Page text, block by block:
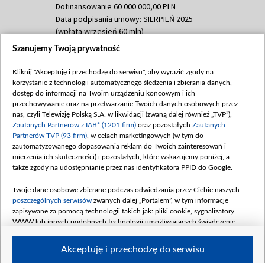
Dofinansowanie 60 000 000,00 PLN
Data podpisania umowy: SIERPIEŃ 2025
(wpłata wrzesień 60 mln)
Dofinansowanie 635 783 051,21 PLN
(wpłata wrzesień 100 mln, październik 350
mln, listopad 265 mln)
Dofinansowanie 48 862 000,00 PLN
Data podpisania umowy: GRUDZIEŃ 2025
(wpłata grudzień 60,548 mln)
Dofinansowanie 900 000 000,00 PLN
Data podpisania umowy: LUTY 2026 (wpłata
kwiecień 180 mln, 7 maja 180 mln, 8
czerwca 90 mln)
Dofinansowanie 250 000 000,00 PLN
4 sierpnia 250 mln
Szanujemy Twoją prywatność
Kliknij "Akceptuję i przechodzę do serwisu", aby wyrazić zgody na
korzystanie z technologii automatycznego śledzenia i zbierania danych,
dostęp do informacji na Twoim urządzeniu końcowym i ich
przechowywanie oraz na przetwarzanie Twoich danych osobowych przez
nas, czyli Telewizję Polską S.A. w likwidacji (zwaną dalej również „TVP”),
Zaufanych Partnerów z IAB* (1201 firm) oraz pozostałych Zaufanych
Partnerów TVP (93 firm) , w celach marketingowych (w tym do
zautomatyzowanego dopasowania reklam do Twoich zainteresowań i
mierzenia ich skuteczności) i pozostałych, które wskazujemy poniżej, a
także zgody na udostępnianie przez nas identyfikatora PPID do Google.
Twoje dane osobowe zbierane podczas odwiedzania przez Ciebie naszych
poszczególnych serwisów zwanych dalej „Portalem”, w tym informacje
zapisywane za pomocą technologii takich jak: pliki cookie, sygnalizatory
WWW lub innych podobnych technologii umożliwiających świadczenie
Akceptuję i przechodzę do serwisu